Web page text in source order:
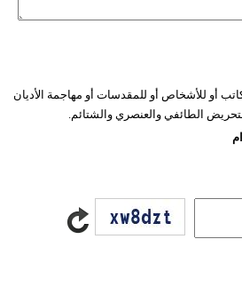
أو للأشخاص أو للمقدسات أو مهاجمة الأديان
الطائفي والعنصري والشتائم.